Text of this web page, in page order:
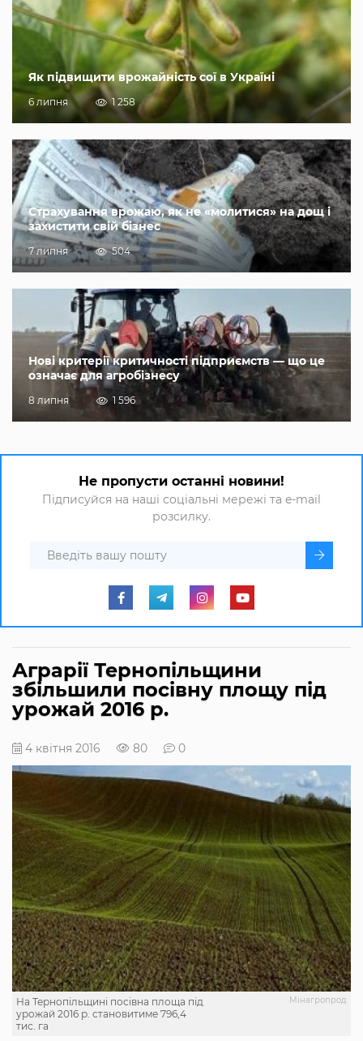
Як підвищити врожайність сої в Україні
6 липня 1 258
Страхування врожаю, як не «молитися» на дощ і
захистити свій бізнес
7 липня 504
Нові критерії критичності підприємств — що це
означає для агробізнесу
8 липня 1 596
Не пропусти останні новини!
Підписуйся на наші соціальні мережі та e-mail
розсилку.
Аграрії Тернопільщини
збільшили посівну площу під
урожай 2016 р.
4 квітня 2016 80 0
Мінагропрод
На Тернопільщині посівна площа під
урожай 2016 р. становитиме 796,4
тис. га